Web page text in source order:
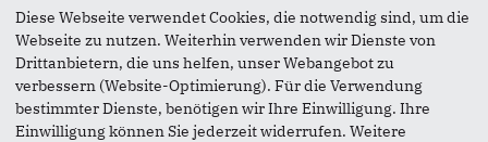
Diese Webseite verwendet Cookies, die notwendig sind, um die
Webseite zu nutzen. Weiterhin verwenden wir Dienste von
Drittanbietern, die uns helfen, unser Webangebot zu
verbessern (Website-Optimierung). Für die Verwendung
bestimmter Dienste, benötigen wir Ihre Einwilligung. Ihre
Einwilligung können Sie jederzeit widerrufen. Weitere